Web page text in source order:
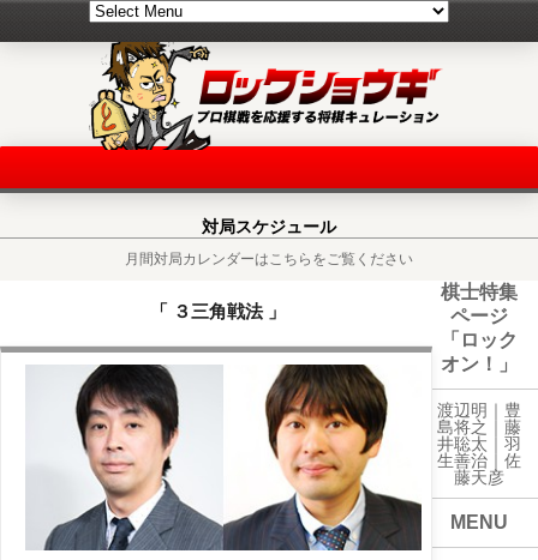
対局スケジュール
月間対局カレンダーはこちらをご覧ください
「 ３三角戦法 」
棋士特集
ページ
「ロック
オン！」
渡辺明｜ 豊
島将之
藤
井聡太
羽
生善治
佐
藤天彦
MENU